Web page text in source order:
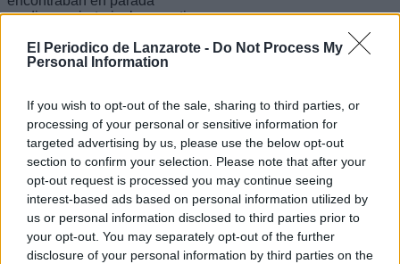
El Periodico de Lanzarote - Do Not Process My
Personal Information
If you wish to opt-out of the sale, sharing to third parties, or
processing of your personal or sensitive information for
targeted advertising by us, please use the below opt-out
section to confirm your selection. Please note that after your
opt-out request is processed you may continue seeing
interest-based ads based on personal information utilized by
us or personal information disclosed to third parties prior to
your opt-out. You may separately opt-out of the further
disclosure of your personal information by third parties on the
cardiorrespiratoria, les practicaron
cardiopulmonar avanzadas,
confirmando el fallecimiento de uno de
estado crítico al hospital. Los otros dos
heridos, que presentaban lesiones de
carácter grave, también fueron
trasladados en diferentes ambulancias
al mencionado centro hospitalario.
La Guardia Civil realizó el atestado
correspondiente. La Policía Local y
Protección Civil colaboraron con el
resto de los recursos de emergencias.